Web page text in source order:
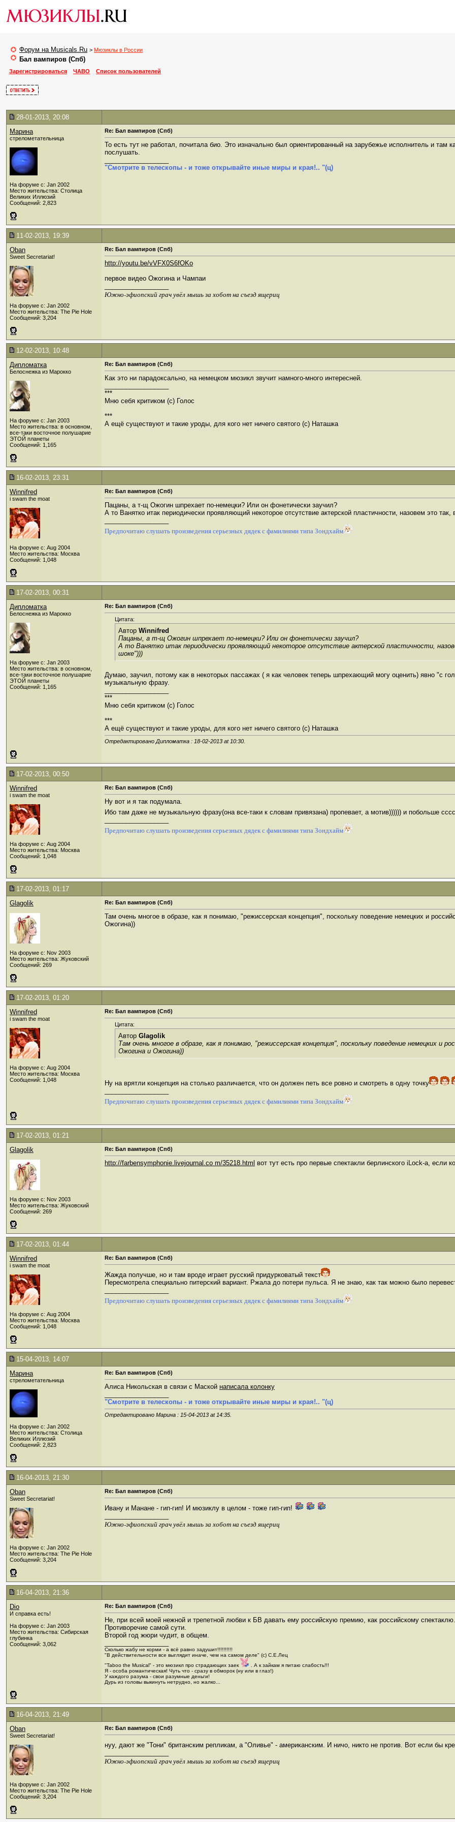
Форум на Musicals.Ru > Мюзиклы в России
Бал вампиров (Спб)
Зарегистрироваться
ЧАВО Список пользователей
28-01-2013, 20:08
Марина
стрелометательница
На форуме с: Jan 2002
Место жительства: Столица
Великих Иллюзий
Сообщений: 2,823
Re: Бал вампиров (Спб)
То есть тут не работал, почитала био. Это изначально был ориентированный на зарубежье исполнитель и
послушать.
"Смотрите в телескопы - и тоже открывайте иные миры и края!.. "(ц)
11-02-2013, 19:39
Oban
Sweet Secretariat!
На форуме с: Jan 2002
Место жительства: The Pie Hole
Сообщений: 3,204
Re: Бал вампиров (Спб)
http://youtu.be/vVFX0S6fOKo
первое видео Ожогина и Чампаи
Южно-эфиопский грач увёл мышь за хобот на съезд ящериц
12-02-2013, 10:48
Дипломатка
Белоснежка из Марокко
На форуме с: Jan 2003
Место жительства: в основном,
все-таки восточное полушарие
ЭТОЙ планеты
Сообщений: 1,165
Re: Бал вампиров (Спб)
Как это ни парадоксально, на немецком мюзикл звучит намного-много интересней.
***
Мню себя критиком (c) Голос
***
А ещё существуют и такие уроды, для кого нет ничего святого (с) Наташка
16-02-2013, 23:31
Winnifred
i swam the moat
На форуме с: Aug 2004
Место жительства: Москва
Сообщений: 1,048
Re: Бал вампиров (Спб)
Пацаны, а т-щ Ожогин шпрехает по-немецки? Или он фонетически заучил?
А то Ванятко итак периодически проявляющий некоторое отсутствие актерской пластичности, назовем это
Предпочитаю слушать произведения серьезных дядек с фамилиями типа Зондхайм
17-02-2013, 00:31
Дипломатка
Белоснежка из Марокко
На форуме с: Jan 2003
Место жительства: в основном,
все-таки восточное полушарие
ЭТОЙ планеты
Сообщений: 1,165
Re: Бал вампиров (Спб)
Цитата:
Автор Winnifred
Пацаны, а т-щ Ожогин шпрехает по-немецки? Или он фонетически заучил?
А то Ванятко итак периодически проявляющий некоторое отсутствие актерской пластичности,
шоке")))
Думаю, заучил, потому как в некоторых пассажах ( я как человек теперь шпрехающий могу оценить) явно "с
музыкальную фразу.
***
Мню себя критиком (c) Голос
***
А ещё существуют и такие уроды, для кого нет ничего святого (с) Наташка
Отредактировано Дипломатка : 18-02-2013 at 10:30
17-02-2013, 00:50
Winnifred
i swam the moat
На форуме с: Aug 2004
Место жительства: Москва
Сообщений: 1,048
Re: Бал вампиров (Спб)
Ну вот и я так подумала.
Ибо там даже не музыкальную фразу(она все-таки к словам привязана) пропевает, а мотив)))))) и побольше
Предпочитаю слушать произведения серьезных дядек с фамилиями типа Зондхайм
17-02-2013, 01:17
Glagolik
На форуме с: Nov 2003
Место жительства: Жуковский
Сообщений: 269
Re: Бал вампиров (Спб)
Там очень многое в образе, как я понимаю, "режиссерская концепция", поскольку поведение немецких и
Ожогина))
17-02-2013, 01:20
Winnifred
i swam the moat
На форуме с: Aug 2004
Место жительства: Москва
Сообщений: 1,048
Re: Бал вампиров (Спб)
Цитата:
Автор Glagolik
Там очень многое в образе, как я понимаю, "режиссерская концепция", поскольку поведение немецких и
Ожогина и Ожогина))
Ну на врятли концепция на столько различается, что он должен петь все ровно и смотреть в одну точку
Предпочитаю слушать произведения серьезных дядек с фамилиями типа Зондхайм
17-02-2013, 01:21
Glagolik
На форуме с: Nov 2003
Место жительства: Жуковский
Сообщений: 269
Re: Бал вампиров (Спб)
http://farbensymphonie.livejournal.co m/35218.html вот тут есть про первые спектакли берлинского iLock-a, если
17-02-2013, 01:44
Winnifred
i swam the moat
На форуме с: Aug 2004
Место жительства: Москва
Сообщений: 1,048
Re: Бал вампиров (Спб)
Жажда получше, но и там вроде играет русский придурковатый текст
Пересмотрела специально питерский вариант. Ржала до потери пульса. Я не знаю, как так можно было
Предпочитаю слушать произведения серьезных дядек с фамилиями типа Зондхайм
15-04-2013, 14:07
Марина
стрелометательница
На форуме с: Jan 2002
Место жительства: Столица
Великих Иллюзий
Сообщений: 2,823
Re: Бал вампиров (Спб)
Алиса Никольская в связи с Маской написала колонку
"Смотрите в телескопы - и тоже открывайте иные миры и края!.. "(ц)
Отредактировано Марина : 15-04-2013 at 14:35
16-04-2013, 21:30
Oban
Sweet Secretariat!
На форуме с: Jan 2002
Место жительства: The Pie Hole
Сообщений: 3,204
Re: Бал вампиров (Спб)
Ивану и Манане - гип-гип! И мюзиклу в целом - тоже гип-гип!
Южно-эфиопский грач увёл мышь за хобот на съезд ящериц
16-04-2013, 21:36
Dio
И справка есть!
На форуме с: Jan 2003
Место жительства: Сибирская
глубинка
Сообщений: 3,062
Re: Бал вампиров (Спб)
Не, при всей моей нежной и трепетной любви к БВ давать ему российскую премию, как российскому
Противоречие самой сути.
Второй год жюри чудит, в общем.
Сколько жабу не корми - а всё равно задушит!!!!!!!!!!
"В действительности все выглядит иначе, чем на самом деле" (с) С.Е.Лец
"Taboo the Musical" - это мюзикл про страдающих заек
. А к зайкам я питаю слабость!!!
Я - особа романтическая! Чуть что - сразу в обморок (ну или в глаз!)
У каждого разума - свои разумные деньги!
Дурь из головы выкинуть нетрудно, но жалко...
16-04-2013, 21:49
Oban
Sweet Secretariat!
На форуме с: Jan 2002
Место жительства: The Pie Hole
Сообщений: 3,204
Re: Бал вампиров (Спб)
нуу, дают же "Тони" британским репликам, а "Оливье" - американским. И ничо, никто не против. Вот если бы
Южно-эфиопский грач увёл мышь за хобот на съезд ящериц